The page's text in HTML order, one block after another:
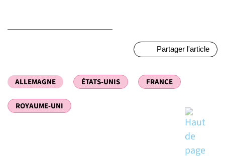
Partager l'article
ALLEMAGNE ÉTATS-UNIS FRANCE
ROYAUME-UNI